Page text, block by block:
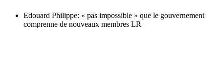
Edouard Philippe: « pas impossible » que le gouvernement
comprenne de nouveaux membres LR